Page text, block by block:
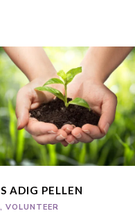
ADIG PELLEN
, VOLUNTEER